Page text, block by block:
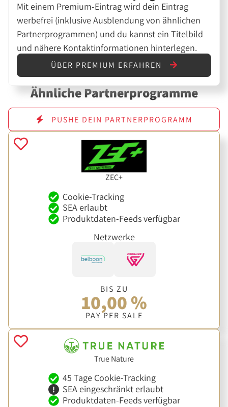
Mit einem Premium-Eintrag wird dein Eintrag
werbefrei (inklusive Ausblendung von ähnlichen
Partnerprogrammen) und du kannst ein Titelbild
und nähere Kontaktinformationen hinterlegen.
ÜBER PREMIUM ERFAHREN
Ähnliche Partnerprogramme
PUSHE DEIN PARTNERPROGRAMM
ZEC+
Cookie-Tracking
SEA erlaubt
Produktdaten-Feeds verfügbar
Netzwerke
BIS ZU
10,00 %
PAY PER SALE
True Nature
45 Tage Cookie-Tracking
SEA eingeschränkt erlaubt
Produktdaten-Feeds verfügbar